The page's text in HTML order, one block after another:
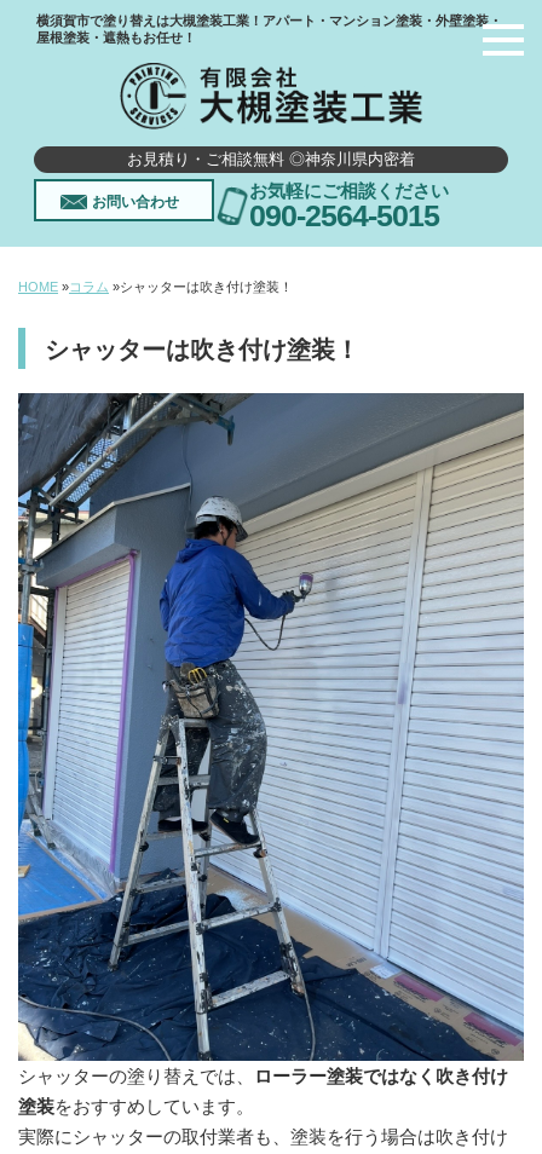
横須賀市で塗り替えは大槻塗装工業！アパート・マンション塗装・外壁塗装・
屋根塗装・遮熱もお任せ！
お見積り・ご相談無料 ◎神奈川県内密着
お問い合わせ
お気軽にご相談ください
090-2564-5015
HOME »コラム »シャッターは吹き付け塗装！
シャッターは吹き付け塗装！
シャッターの塗り替えでは、
ローラー塗装ではなく吹き付け
塗装をおすすめしています。
実際にシャッターの取付業者も、塗装を行う場合は吹き付け